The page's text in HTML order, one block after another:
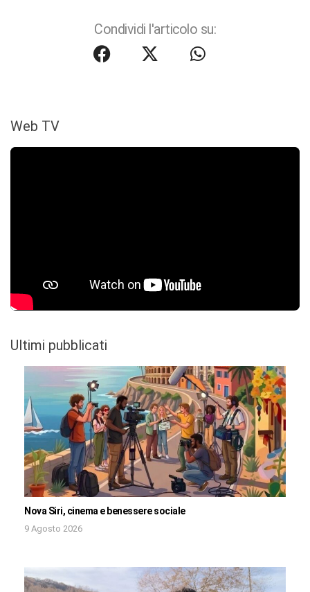
Condividi l'articolo su:
Web TV
Ultimi pubblicati
Nova Siri, cinema e benessere sociale
9 Agosto 2026